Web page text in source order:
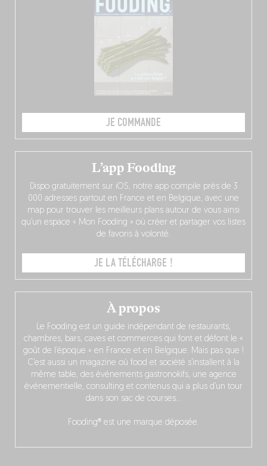
JE COMMANDE
À propos
Le Fooding est un guide indépendant de restaurants,
chambres, bars, caves et commerces qui font et défont le «
goût de l’époque » en France et en Belgique. Mais pas que !
C’est aussi un magazine où food et société s’installent à la
même table, des événements gastronokifs, une agence
événementielle, consulting et contenus qui a plus d’un tour
dans son sac de courses…
Fooding® est une marque déposée.
L’app Fooding
Dispo gratuitement sur iOS, notre app compile près de 3
000 adresses partout en France et en Belgique, avec une
map pour trouver les meilleurs plans autour de vous ainsi
qu’un espace « Mon Fooding » où créer et partager vos listes
de favoris à volonté.
JE LA TÉLÉCHARGE !